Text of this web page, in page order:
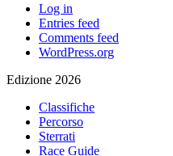
Log in
Entries feed
Comments feed
WordPress.org
Edizione 2026
Classifiche
Percorso
Sterrati
Race Guide